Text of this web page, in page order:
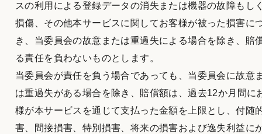
スの利用による登録データの消失または機器の故障もし
損傷、その他本サービスに関してお客様が被った損害に
き、当委員会の故意または重過失による場合を除き、賠
る責任を負わないものとします。
当委員会が責任を負う場合であっても、当委員会に故意
は重過失がある場合を除き、賠償額は、過去12か月間に
様が本サービスを通じて支払った金額を上限とし、付随
害、間接損害、特別損害、将来の損害および逸失利益に